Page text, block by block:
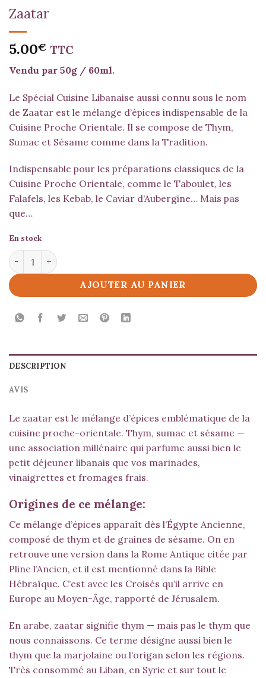
Zaatar
5.00€ TTC
Vendu par 50g / 60ml.
Le Spécial Cuisine Libanaise aussi connu sous le nom
de Zaatar est le mélange d’épices indispensable de la
Cuisine Proche Orientale. Il se compose de Thym,
Sumac et Sésame comme dans la Tradition.
Indispensable pour les préparations classiques de la
Cuisine Proche Orientale, comme le Taboulet, les
Falafels, les Kebab, le Caviar d’Aubergine… Mais pas
que…
En stock
quantité de Zaatar
AJOUTER AU PANIER
DESCRIPTION
AVIS
Le zaatar est le mélange d’épices emblématique de la
cuisine proche-orientale. Thym, sumac et sésame —
une association millénaire qui parfume aussi bien le
petit déjeuner libanais que vos marinades,
vinaigrettes et fromages frais.
Origines de ce mélange:
Ce mélange d’épices apparaît dès l’Égypte Ancienne,
composé de thym et de graines de sésame. On en
retrouve une version dans la Rome Antique citée par
Pline l’Ancien, et il est mentionné dans la Bible
Hébraïque. C’est avec les Croisés qu’il arrive en
Europe au Moyen-Âge, rapporté de Jérusalem.
En arabe, zaatar signifie thym — mais pas le thym que
nous connaissons. Ce terme désigne aussi bien le
thym que la marjolaine ou l’origan selon les régions.
Très consommé au Liban, en Syrie et sur tout le